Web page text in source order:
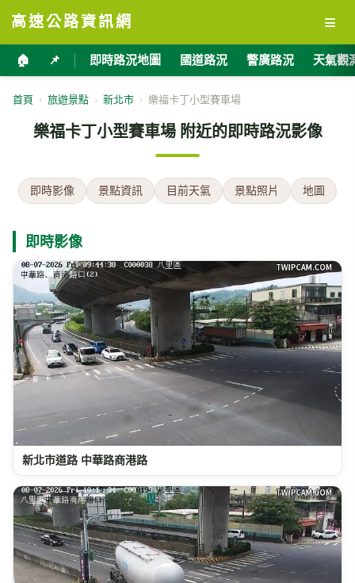
高速公路資訊網 ≡
🏠 📌 即時路況地圖 國道路況 警廣路況 天氣觀
首頁 › 旅遊景點 › 新北市 › 樂福卡丁小型賽車場
樂福卡丁小型賽車場 附近的即時路況影像
即時影像 景點資訊 目前天氣 景點照片 地圖
即時影像
新北市道路 中華路商港路